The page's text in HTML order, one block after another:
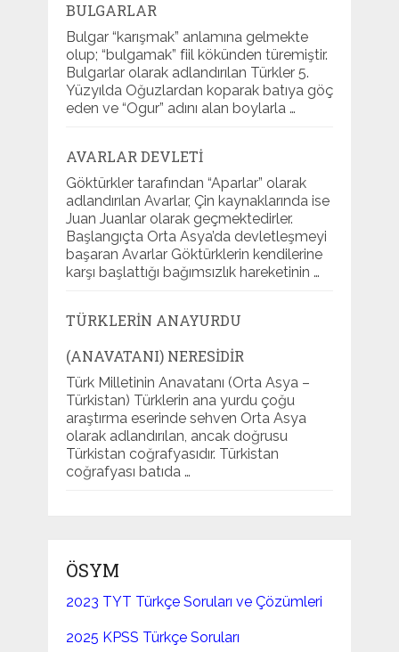
BULGARLAR
Bulgar “karışmak” anlamına gelmekte
olup; “bulgamak” fiil kökünden türemiştir.
Bulgarlar olarak adlandırılan Türkler 5.
Yüzyılda Oğuzlardan koparak batıya göç
eden ve “Ogur” adını alan boylarla …
AVARLAR DEVLETI
Göktürkler tarafından “Aparlar” olarak
adlandırılan Avarlar, Çin kaynaklarında ise
Juan Juanlar olarak geçmektedirler.
Başlangıçta Orta Asya’da devletleşmeyi
başaran Avarlar Göktürklerin kendilerine
karşı başlattığı bağımsızlık hareketinin …
TÜRKLERIN ANAYURDU
(ANAVATANI) NERESIDIR
Türk Milletinin Anavatanı (Orta Asya –
Türkistan) Türklerin ana yurdu çoğu
araştırma eserinde sehven Orta Asya
olarak adlandırılan, ancak doğrusu
Türkistan coğrafyasıdır. Türkistan
coğrafyası batıda …
ÖSYM
2023 TYT Türkçe Soruları ve Çözümleri
2025 KPSS Türkçe Soruları